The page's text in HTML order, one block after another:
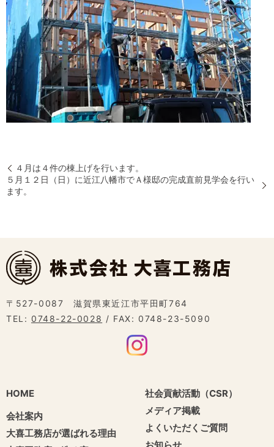
４月は４件の棟上げを行います。
５月１２日（日）に近江八幡市でＡ様邸の完成直前見学会を行い
ます。
〒527-0087 滋賀県東近江市平田町764
TEL: 0748-22-0028 / FAX: 0748-23-5090
HOME
会社案内
大喜工務店が選ばれる理由
社会貢献活動（CSR）
メディア掲載
よくいただくご質問